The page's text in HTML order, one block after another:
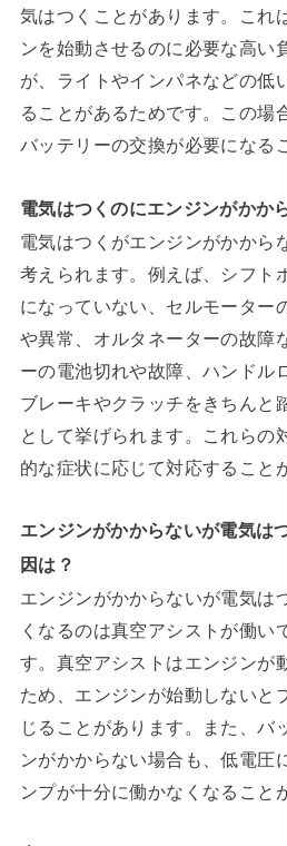
気はつくことがあります。これ
ンを始動させるのに必要な高い
が、ライトやインパネなどの低
ることがあるためです。この場
バッテリーの交換が必要になる
電気はつくのにエンジンがかか
電気はつくがエンジンがかから
考えられます。例えば、シフト
になっていない、セルモーター
や異常、オルタネーターの故障
ーの電池切れや故障、ハンドル
ブレーキやクラッチをきちんと
として挙げられます。これらの
的な症状に応じて対応すること
エンジンがかからないが電気は
因は？
エンジンがかからないが電気は
くなるのは真空アシストが働い
す。真空アシストはエンジンが
ため、エンジンが始動しないと
じることがあります。また、バ
ンがかからない場合も、低電圧
ンプが十分に働かなくなること